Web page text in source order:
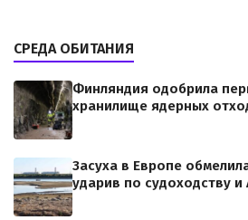
СРЕДА ОБИТАНИЯ
Финляндия одобрила
хранилище ядерных
Засуха в Европе
ударив по судоходству и